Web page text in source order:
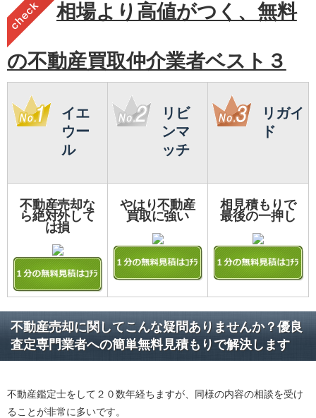
相場より高値がつく、無料
の不動産買取仲介業者ベスト３
イエ
ウー
ル
リビ
ンマ
ッチ
リガイ
ド
不動産売却な
ら絶対外して
は損
やはり不動産
買取に強い
相見積もりで
最後の一押し
不動産売却に関してこんな疑問ありませんか？優良
査定専門業者への簡単無料見積もりで解決します
不動産鑑定士をして２０数年経ちますが、同様の内容の相談を受け
ることが非常に多いです。